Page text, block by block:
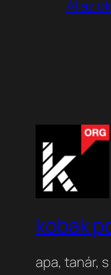
AI az
kobak
apa, tanár,